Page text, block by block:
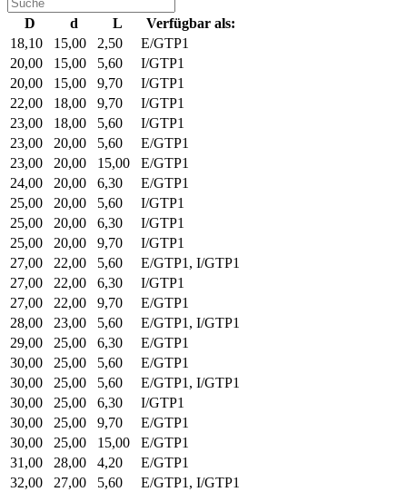
D d L
Verfügbar als:
18,10
15,00 2,50
E/GTP1
20,00
15,00 5,60
I/GTP1
20,00
15,00 9,70
I/GTP1
22,00
18,00 9,70
I/GTP1
23,00
18,00 5,60
I/GTP1
23,00
20,00 5,60
E/GTP1
23,00
20,00 15,00
E/GTP1
24,00
20,00 6,30
E/GTP1
25,00
20,00 5,60
I/GTP1
25,00
20,00 6,30
I/GTP1
25,00
20,00 9,70
I/GTP1
27,00
22,00 5,60
E/GTP1, I/GTP1
27,00
22,00 6,30
I/GTP1
27,00
22,00 9,70
E/GTP1
28,00
23,00 5,60
E/GTP1, I/GTP1
29,00
25,00 6,30
E/GTP1
30,00
25,00 5,60
E/GTP1
30,00
25,00 5,60
E/GTP1, I/GTP1
30,00
25,00 6,30
I/GTP1
30,00
25,00 9,70
E/GTP1
30,00
25,00 15,00
E/GTP1
31,00
28,00 4,20
E/GTP1
32,00
27,00 5,60
E/GTP1, I/GTP1